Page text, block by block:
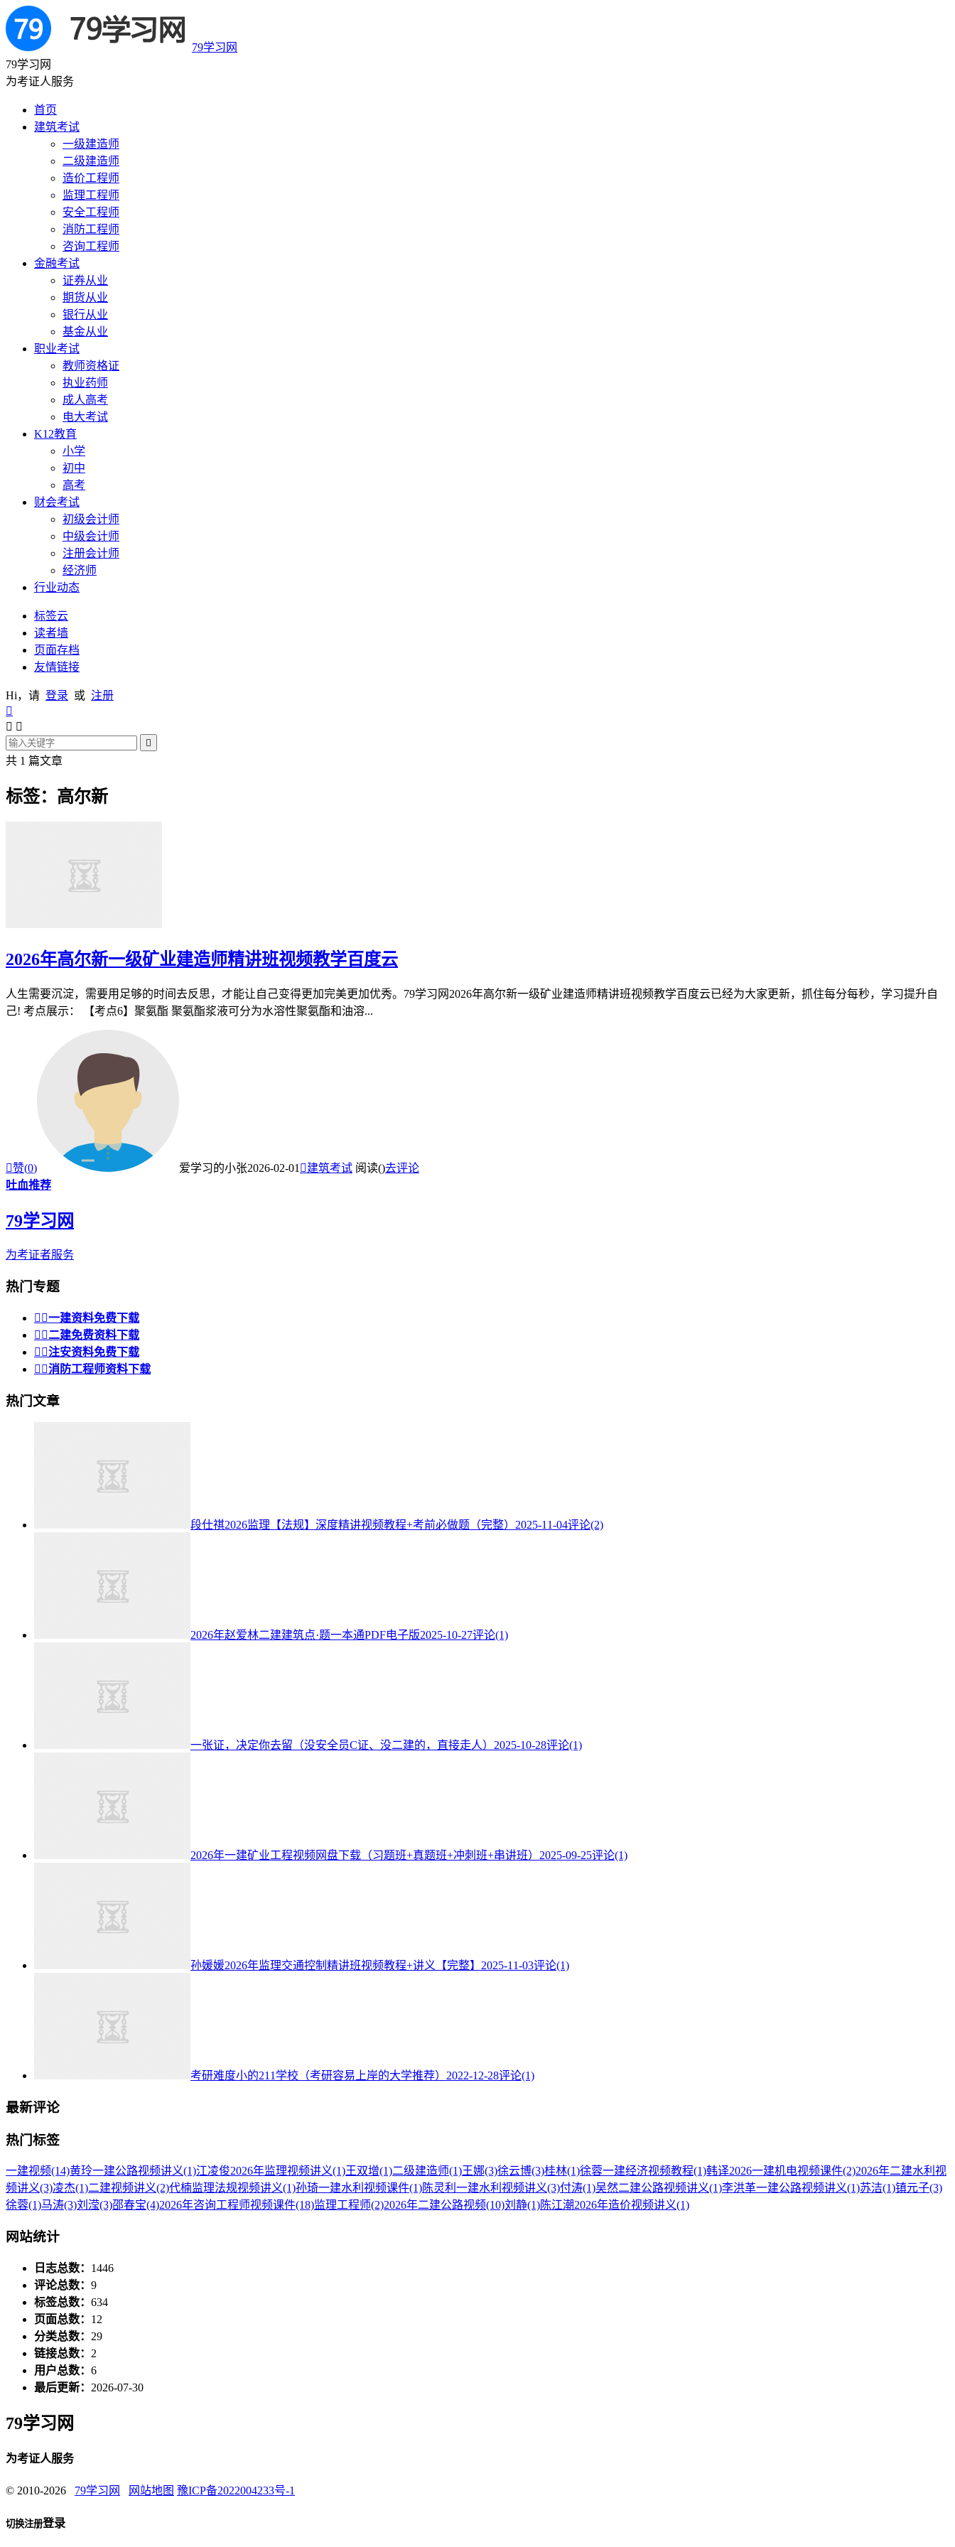
79学习网
79学习网
为考证人服务
首页
建筑考试
一级建造师
二级建造师
造价工程师
监理工程师
安全工程师
消防工程师
咨询工程师
金融考试
证券从业
期货从业
银行从业
基金从业
职业考试
教师资格证
执业药师
成人高考
电大考试
K12教育
小学
初中
高考
财会考试
初级会计师
中级会计师
注册会计师
经济师
行业动态
标签云
读者墙
页面存档
友情链接
Hi，请 登录 或 注册

 

共 1 篇文章
标签：高尔新
2026年高尔新一级矿业建造师精讲班视频教学百度云
人生需要沉淀，需要用足够的时间去反思，才能让自己变得更加完美更加优秀。79学习网2026年高尔新一级矿业建造师精讲班视频教学百度云已经为大家更新，抓住每分每秒，学习提升自
己! 考点展示： 【考点6】聚氨酯 聚氨酯浆液可分为水溶性聚氨酯和油溶...
赞(0) 爱学习的小张2026-02-01 建筑考试 阅读()去评论
吐血推荐
79学习网
为考证者服务
热门专题
 一建资料免费下载
 二建免费资料下载
 注安资料免费下载
 消防工程师资料下载
热门文章
段仕祺2026监理【法规】深度精讲视频教程+考前必做题（完整） 2025-11-04评论(2)
2026年赵爱林二建建筑点·题一本通PDF电子版2025-10-27评论(1)
一张证，决定你去留（没安全员C证、没二建的，直接走人） 2025-10-28评论(1)
2026年一建矿业工程视频网盘下载（习题班+真题班+冲刺班+串讲班） 2025-09-25评论(1)
孙媛媛2026年监理交通控制精讲班视频教程+讲义【完整】 2025-11-03评论(1)
考研难度小的211学校（考研容易上岸的大学推荐） 2022-12-28评论(1)
最新评论
热门标签
一建视频(14)黄玲一建公路视频讲义(1)江凌俊2026年监理视频讲义(1)王双增(1)二级建造师(1)王娜(3)徐云博(3)桂林(1)徐蓉一建经济视频教程(1)韩译2026一建机电视频课件(2)2026年二建水利视
频讲义(3)凌杰(1)二建视频讲义(2)代楠监理法规视频讲义(1)孙琦一建水利视频课件(1)陈灵利一建水利视频讲义(3)付涛(1)吴然二建公路视频讲义(1)李洪革一建公路视频讲义(1)苏洁(1)镇元子(3)
徐蓉(1)马涛(3)刘滢(3)邵春宝(4)2026年咨询工程师视频课件(18)监理工程师(2)2026年二建公路视频(10)刘静(1)陈江潮2026年造价视频讲义(1)
网站统计
日志总数： 1446
评论总数： 9
标签总数： 634
页面总数： 12
分类总数： 29
链接总数： 2
用户总数： 6
最后更新： 2026-07-30
79学习网
为考证人服务
© 2010-2026 79学习网 网站地图 豫ICP备2022004233号-1
切换注册登录